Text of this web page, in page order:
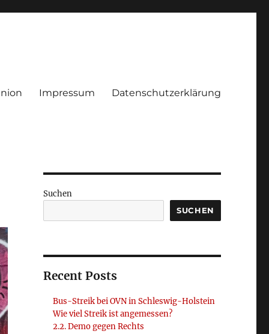
Impressum Datenschutzerklärung
Suchen
SUCHEN
Recent Posts
Bus-Streik bei OVN in Schleswig-Holstein
Wie viel Streik ist angemessen?
2.2. Demo gegen Rechts